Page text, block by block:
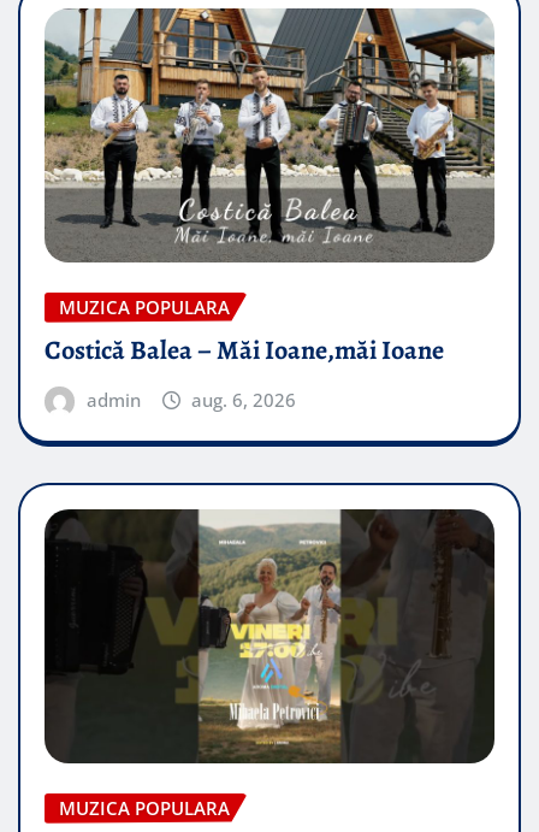
MUZICA POPULARA
Costică Balea – Măi Ioane,măi Ioane
admin aug. 6, 2026
MUZICA POPULARA